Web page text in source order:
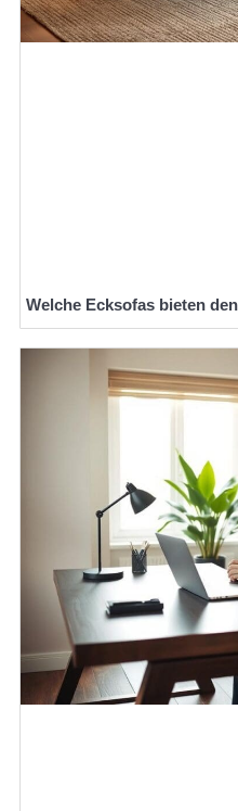
Welche Ecksofas bieten